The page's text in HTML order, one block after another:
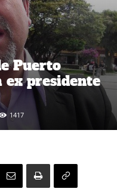
Puerto
presidente
1417